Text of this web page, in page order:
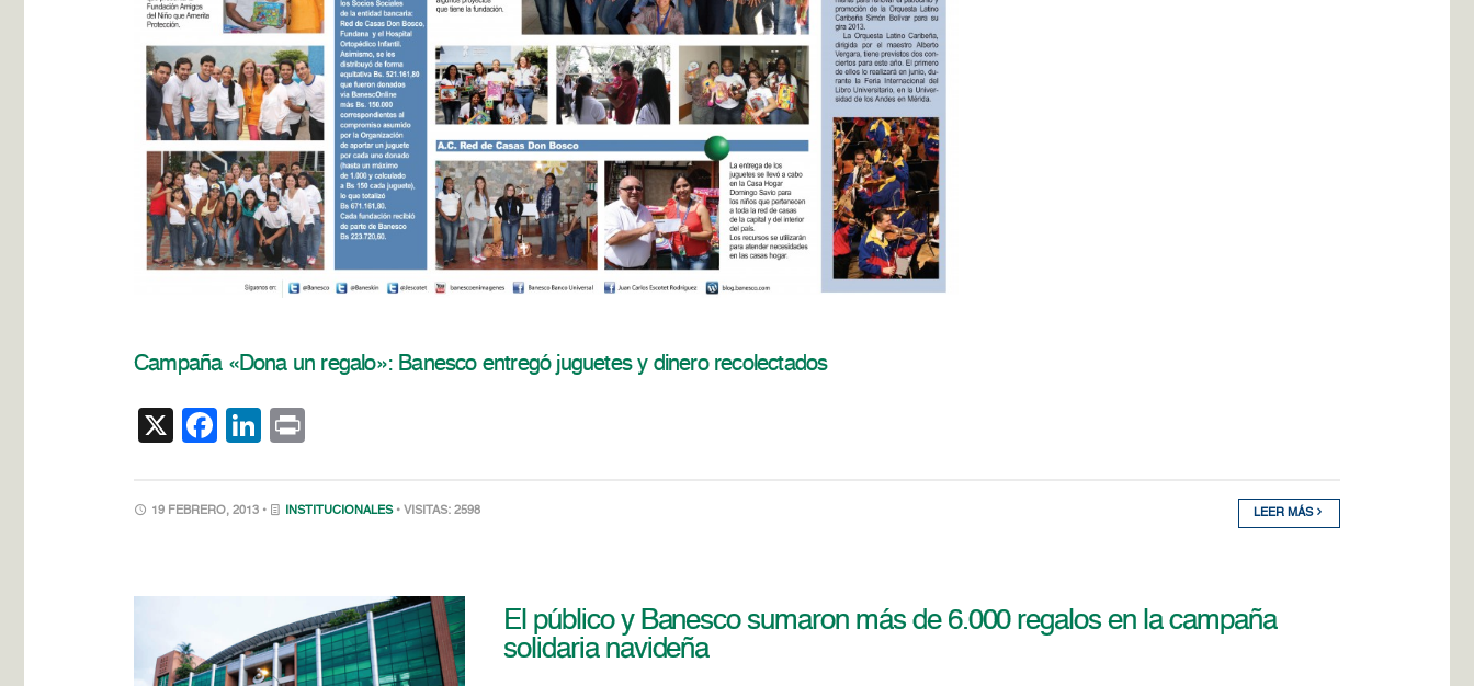
Campaña «Dona un regalo»: Banesco entregó juguetes y dinero recolectados
X Facebook
LinkedIn
19 FEBRERO, 2013 • INSTITUCIONALES • VISITAS: 2598 LEER MÁS
El público y Banesco sumaron más de 6.000 regalos en la campaña
solidaria navideña